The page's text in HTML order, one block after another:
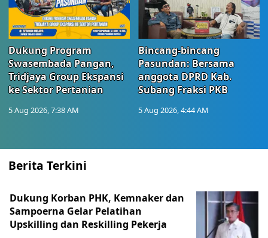
Dukung Program
Swasembada Pangan,
Tridjaya Group Ekspansi
ke Sektor Pertanian
5 Aug 2026, 7:38 AM
Bincang-bincang
Pasundan: Bersama
anggota DPRD Kab.
Subang Fraksi PKB
5 Aug 2026, 4:44 AM
Berita Terkini
Dukung Korban PHK, Kemnaker dan
Sampoerna Gelar Pelatihan
Upskilling dan Reskilling Pekerja